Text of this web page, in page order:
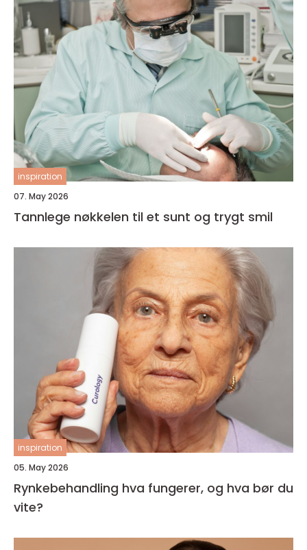
inspiration
07. May 2026
Tannlege nøkkelen til et sunt og trygt smil
inspiration
05. May 2026
Rynkebehandling hva fungerer, og hva bør du
vite?